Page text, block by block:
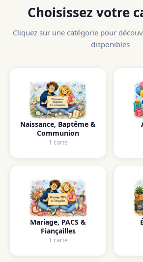
Choisissez votre
Cliquez sur une catégorie pour
disponibles
Naissance, Baptême &
Communion
1 carte
Mariage, PACS &
Fiançailles
1 carte